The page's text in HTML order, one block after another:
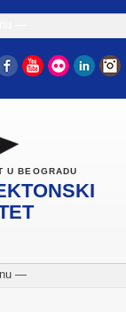
FacebookYouTube
Flickr
U BEOGRADU
—